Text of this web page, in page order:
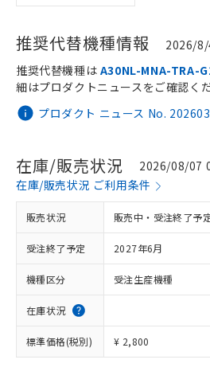
推奨代替機種情報 2026/8/
プロダクト ニュース No.
推奨代替機種は A30NL-MNA-TRA-
細はプロダクトニュースをご確認くだ
在庫/販売状況
2026/08/07
在庫/販売状況 ご利用条件
販売状況 販売中・受注終了予
受注終了予定 2027年6月
機種区分 受注生産機種
在庫状況
標準価格(税別) ¥ 2,800